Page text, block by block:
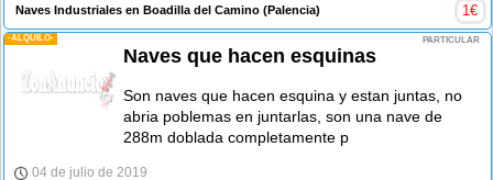
Naves Industriales en Boadilla del Camino (Palencia) 1€
-ALQUILO- PARTICULAR
Naves que hacen esquinas
Son naves que hacen esquina y estan juntas, no
abria poblemas en juntarlas, son una nave de
288m doblada completamente p
04 de julio de 2019